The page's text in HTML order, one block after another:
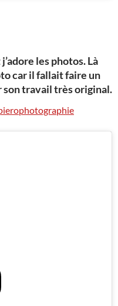
les photos. Là
car il fallait faire un
travail très original.